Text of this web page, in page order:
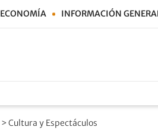
ECONOMÍA INFORMACIÓN
>Cultura y Espectáculos